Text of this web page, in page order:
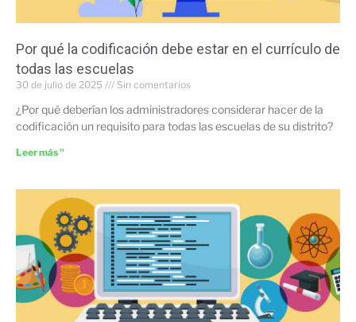
Por qué la codificación debe estar en el currículo de
todas las escuelas
30 de julio de 2025 Sin comentarios
¿Por qué deberían los administradores considerar hacer de la
codificación un requisito para todas las escuelas de su distrito?
Leer más "